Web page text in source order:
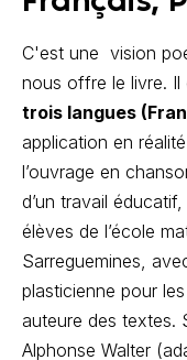
C'est une vision
nous offre le livre.
trois langues
application en
l’ouvrage en
d’un travail
élèves de l’école
Sarreguemines,
plasticienne pour
auteure des textes.
Alphonse Walter